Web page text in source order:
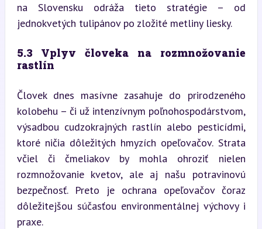
na Slovensku odráža tieto stratégie – od
jednokvetých tulipánov po zložité metliny liesky.
5.3 Vplyv človeka na rozmnožovanie
rastlín
Človek dnes masívne zasahuje do prirodzeného
kolobehu – či už intenzívnym poľnohospodárstvom,
výsadbou cudzokrajných rastlín alebo pesticídmi,
ktoré ničia dôležitých hmyzích opeľovačov. Strata
včiel či čmeliakov by mohla ohroziť nielen
rozmnožovanie kvetov, ale aj našu potravinovú
bezpečnosť. Preto je ochrana opeľovačov čoraz
dôležitejšou súčasťou environmentálnej výchovy i
praxe.